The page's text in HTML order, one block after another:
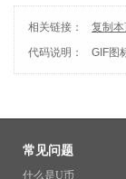
相关链接： 复制
代码说明：
GIF图
常见问题
什么是U币